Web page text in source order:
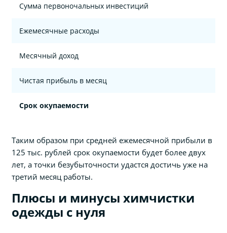
Сумма первоночальных инвестиций
Ежемесячные расходы
Месячный доход
Чистая прибыль в месяц
Срок окупаемости
Таким образом при средней ежемесячной прибыли в
125 тыс. рублей срок окупаемости будет более двух
лет, а точки безубыточности удастся достичь уже на
третий месяц работы.
Плюсы и минусы химчистки
одежды с нуля